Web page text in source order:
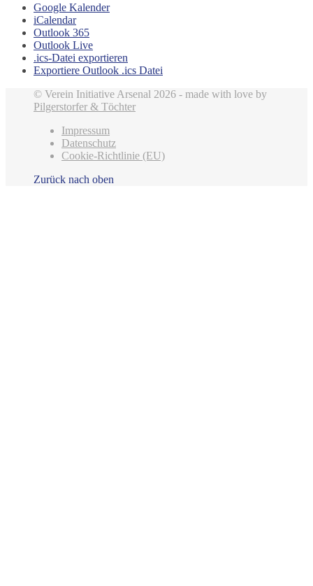
Google Kalender
iCalendar
Outlook 365
Outlook Live
.ics-Datei exportieren
Exportiere Outlook .ics Datei
© Verein Initiative Arsenal 2026 - made with love by
Pilgerstorfer & Töchter
Impressum
Datenschutz
Cookie-Richtlinie (EU)
Zurück nach oben